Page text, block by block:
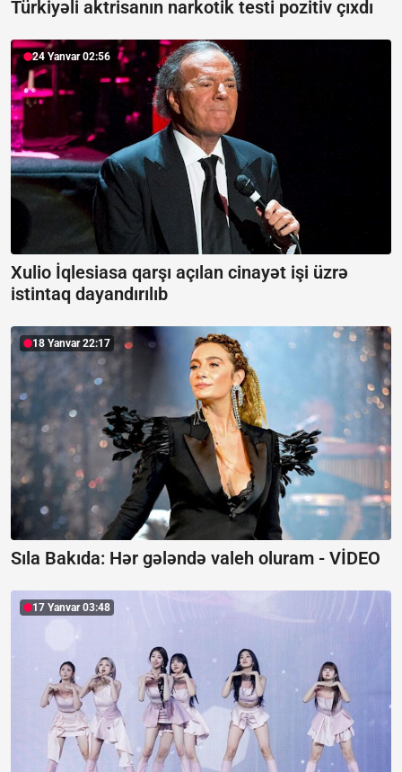
Türkiyəli aktrisanın narkotik testi pozitiv çıxdı
24 Yanvar 02:56
Xulio İqlesiasa qarşı açılan cinayət işi üzrə
istintaq dayandırılıb
18 Yanvar 22:17
Sıla Bakıda: Hər gələndə valeh oluram - VİDEO
17 Yanvar 03:48